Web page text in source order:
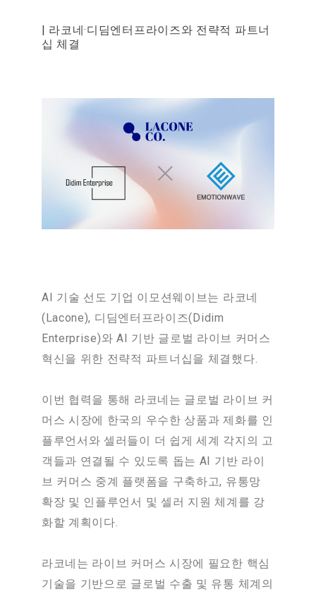
| 라코네·디딤엔터프라이즈와 전략적 파트너
십 체결
AI 기술 선도 기업 이모션웨이브는 라코네
(Lacone), 디딤엔터프라이즈(Didim
Enterprise)와 AI 기반 글로벌 라이브 커머스
혁신을 위한 전략적 파트너십을 체결했다.
이번 협력을 통해 라코네는 글로벌 라이브 커
머스 시장에 한국의 우수한 상품과 제화를 인
플루언서와 셀러들이 더 쉽게 세계 각지의 고
객들과 연결될 수 있도록 돕는 AI 기반 라이
브 커머스 중계 플랫폼을 구축하고, 유통망
확장 및 인플루언서 및 셀러 지원 체계를 강
화할 계획이다.
라코네는 라이브 커머스 시장에 필요한 핵심
기술을 기반으로 글로벌 수출 및 유통 체계의